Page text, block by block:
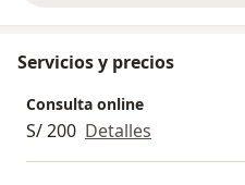
Servicios y precios
Consulta online
S/ 200 Detalles